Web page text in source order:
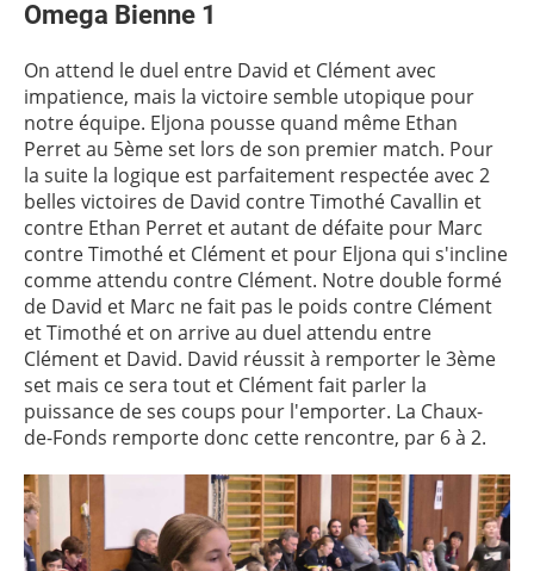
Omega Bienne 1
On attend le duel entre David et Clément avec
impatience, mais la victoire semble utopique pour
notre équipe. Eljona pousse quand même Ethan
Perret au 5ème set lors de son premier match. Pour
la suite la logique est parfaitement respectée avec 2
belles victoires de David contre Timothé Cavallin et
contre Ethan Perret et autant de défaite pour Marc
contre Timothé et Clément et pour Eljona qui s'incline
comme attendu contre Clément. Notre double formé
de David et Marc ne fait pas le poids contre Clément
et Timothé et on arrive au duel attendu entre
Clément et David. David réussit à remporter le 3ème
set mais ce sera tout et Clément fait parler la
puissance de ses coups pour l'emporter. La Chaux-
de-Fonds remporte donc cette rencontre, par 6 à 2.